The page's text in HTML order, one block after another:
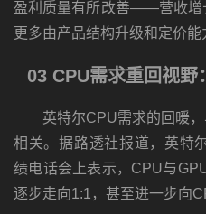
盈利质量有所改善——营收增
更多由产品结构升级和定价能
03 CPU需求重回视
英特尔CPU需求的回暖
相关。据路透社报道，英特
绩电话会上表示，CPU与
逐步走向1:1，甚至进一步向